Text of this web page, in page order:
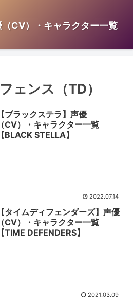
CV）・キャラクター一覧
ェンス（TD）
【ブラックステラ】声優
（CV）・キャラクター一覧
【BLACK STELLA】
2022.07.14
【タイムディフェンダーズ】声優
（CV）・キャラクター一覧
【TIME DEFENDERS】
2021.03.09